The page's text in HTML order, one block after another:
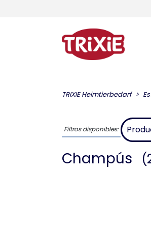
TRIXIE Heimtierbedarf
Filtros disponibles:
Champús